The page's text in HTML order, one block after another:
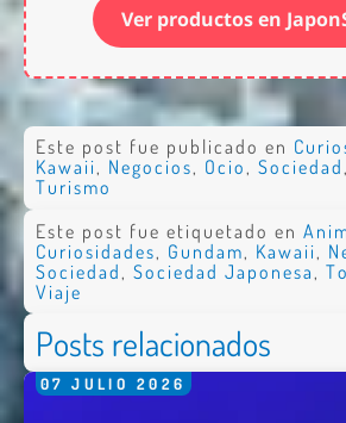
Ver productos en
Este post fue publicado en
Kawaii, Negocios, Ocio, Sociedad,
Turismo
Este post fue etiquetado en
Curiosidades, Gundam, Kawaii,
Sociedad , Sociedad Japonesa ,
Viaje
Posts relacionados
07 JULIO 2026